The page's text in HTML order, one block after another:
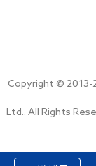
Copyright © 2013-
Ltd.. All Rights